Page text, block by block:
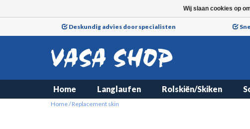
Deskundig advies door specialisten
Home Langlaufen Rolskiën/Skiken
Home/Replacement skin
Wij slaan cookies op